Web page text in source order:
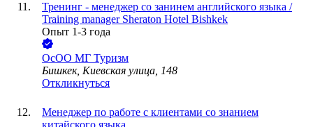
Тренинг - менеджер со занинем английского языка /
Training manager Sheraton Hotel Bishkek
Опыт 1-3 года
ОсОО МГ Туризм
Бишкек, Киевская улица, 148
Откликнуться
Менеджер по работе с клиентами со знанием